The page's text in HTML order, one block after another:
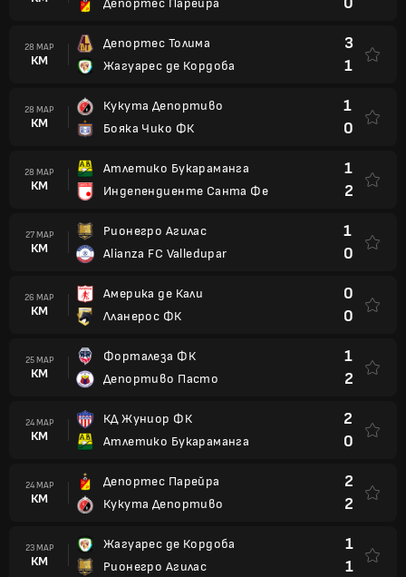
Депортес Парейра
28 МАР
КМ
Депортес Толима
Жагуарес де Кордоба
3
1
28 МАР
КМ
Кукута Депортиво
Бояка Чико ФК
1
0
28 МАР
КМ
Атлетико Букараманга
Индепендиенте Санта Фе
1
2
27 МАР
КМ
Рионегро Агилас
Alianza FC Valledupar
1
0
26 МАР
КМ
Америка де Кали
Лланерос ФК
0
0
25 МАР
КМ
Форталеза ФК
Депортиво Пасто
1
2
24 МАР
КМ
КД Жуниор ФК
Атлетико Букараманга
2
0
24 МАР
КМ
Депортес Парейра
Кукута Депортиво
2
2
23 МАР
КМ
Жагуарес де Кордоба
Рионегро Агилас
1
1